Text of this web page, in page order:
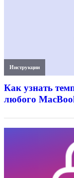
Инструкции
Как узнать
любого